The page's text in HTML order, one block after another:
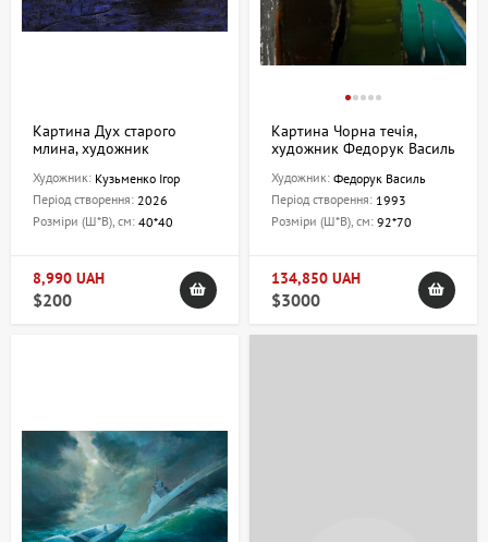
Картина Дух старого
млина, художник
Художник: Кузьменко Ігор
Період створення: 2026
Розміри (Ш*В), см: 40*40
8,990 UAH
$200
Картина Чорна течія,
художник Федорук Василь
Художник: Федорук Василь
Період створення: 1993
Розміри (Ш*В), см: 92*70
134,850 UAH
$3000